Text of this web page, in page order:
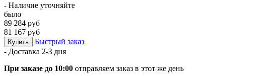
- Наличие уточняйте
было
89 284 руб
81 167 руб
Купить
Быстрый заказ
- Доставка 2-3 дня
При заказе до 10:00 отправляем заказ в этот же день